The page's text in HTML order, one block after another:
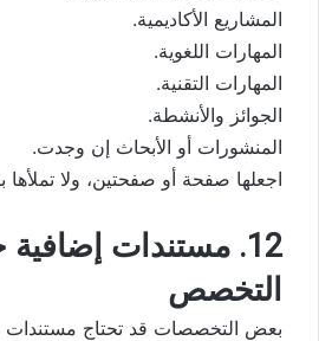
المشاريع الأكاديمية.
المهارات اللغوية.
المهارات التقنية.
الجوائز والأنشطة.
المنشورات أو الأبحاث إن وجدت.
اجعلها صفحة أو صفحتين، ولا
12. مستندات
التخصص
بعض التخصصات قد تحتاج مستندات